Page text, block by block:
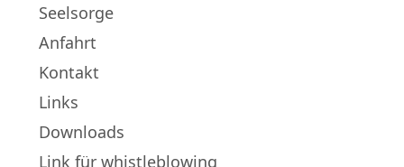
Seelsorge
Anfahrt
Kontakt
Links
Downloads
Link für whistleblowing